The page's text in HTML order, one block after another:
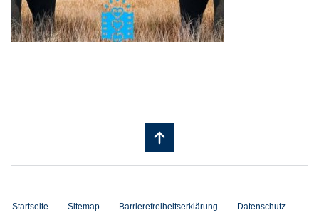
Startseite Sitemap Barrierefreiheitserklärung Datenschutz